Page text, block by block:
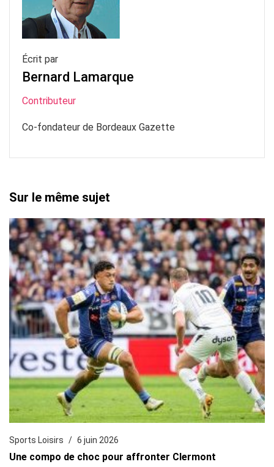
Écrit par
Bernard Lamarque
Contributeur
Co-fondateur de Bordeaux Gazette
Sur le même sujet
Sports Loisirs 6 juin 2026
Une compo de choc pour affronter Clermont